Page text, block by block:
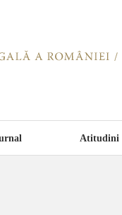
Atitudini